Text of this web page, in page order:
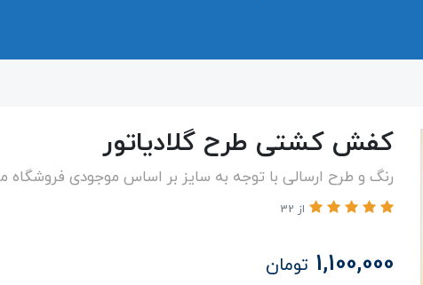
کفش کشتی طرح گلادیاتور
رنگ و طرح ارسالی با توجه به سایز بر اساس موجودی فروشگاه
از 32
1,100,000 تومان